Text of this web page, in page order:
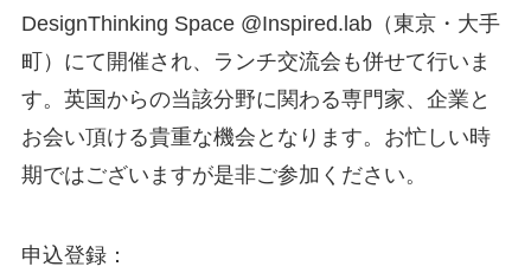
DesignThinking Space @Inspired.lab（東京・大手
町）にて開催され、ランチ交流会も併せて行いま
す。英国からの当該分野に関わる専門家、企業と
お会い頂ける貴重な機会となります。お忙しい時
期ではございますが是非ご参加ください。
申込登録：